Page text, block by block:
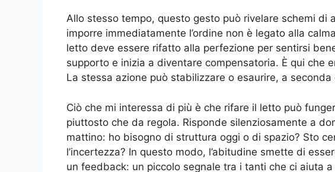
Allo stesso tempo, questo gesto può rivelare schemi di
imporre immediatamente l’ordine non è legato alla
letto deve essere rifatto alla perfezione per sentirsi
supporto e inizia a diventare compensatoria. È qui che
La stessa azione può stabilizzare o esaurire, a
Ciò che mi interessa di più è che rifare il letto può
piuttosto che da regola. Risponde silenziosamente a
mattino: ho bisogno di struttura oggi o di spazio? Sto
l’incertezza? In questo modo, l’abitudine smette di
un feedback: un piccolo segnale tra i tanti che ci aiuta